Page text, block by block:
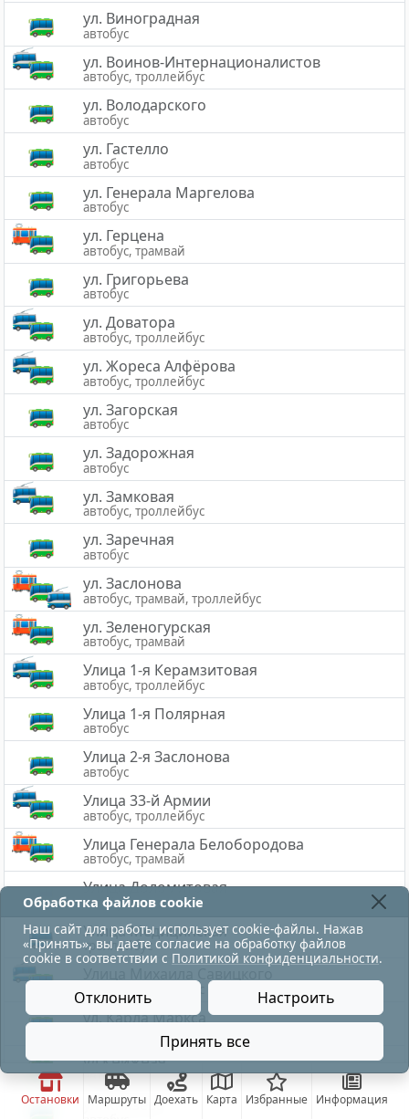
Остановки Маршруты Доехать Карта Избранные Информация
ул. Виноградная
автобус
ул. Воинов-Интернационалистов
автобус, троллейбус
ул. Володарского
автобус
ул. Гастелло
автобус
ул. Генерала Маргелова
автобус
ул. Герцена
автобус, трамвай
ул. Григорьева
автобус
ул. Доватора
автобус, троллейбус
ул. Жореса Алфёрова
автобус, троллейбус
ул. Загорская
автобус
ул. Задорожная
автобус
ул. Замковая
автобус, троллейбус
ул. Заречная
автобус
ул. Заслонова
автобус, трамвай, троллейбус
ул. Зеленогурская
автобус, трамвай
Улица 1-я Керамзитовая
автобус, троллейбус
Улица 1-я Полярная
автобус
Улица 2-я Заслонова
автобус
Улица 33-й Армии
автобус, троллейбус
Улица Генерала Белобородова
автобус, трамвай
Улица Доломитовая
автобус
Улица Медицинская
троллейбус
автобус, троллейбус
ул. Карла Маркса
ул.Книжная
автобус
ул. Князева
Обработка файлов cookie
Наш сайт для работы использует cookie-файлы. Нажав
«Принять», вы даете согласие на обработку файлов
cookie в соответствии с Политикой конфиденциальности.
Отклонить Настроить
Принять все